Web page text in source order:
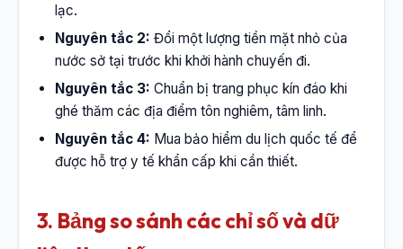
lạc.
Nguyên tắc 2: Đổi một lượng tiền mặt nhỏ của
nước sở tại trước khi khởi hành chuyến đi.
Nguyên tắc 3: Chuẩn bị trang phục kín đáo khi
ghé thăm các địa điểm tôn nghiêm, tâm linh.
Nguyên tắc 4: Mua bảo hiểm du lịch quốc tế để
được hỗ trợ y tế khẩn cấp khi cần thiết.
3. Bảng so sánh các chỉ số và dữ